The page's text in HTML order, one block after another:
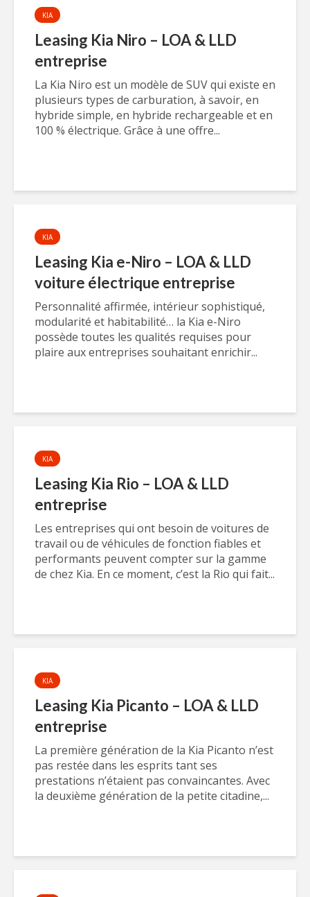
KIA
Leasing Kia Niro – LOA & LLD
entreprise
La Kia Niro est un modèle de SUV qui existe en
plusieurs types de carburation, à savoir, en
hybride simple, en hybride rechargeable et en
100 % électrique. Grâce à une offre...
KIA
Leasing Kia e-Niro – LOA & LLD
voiture électrique entreprise
Personnalité affirmée, intérieur sophistiqué,
modularité et habitabilité… la Kia e-Niro
possède toutes les qualités requises pour
plaire aux entreprises souhaitant enrichir...
KIA
Leasing Kia Rio – LOA & LLD
entreprise
Les entreprises qui ont besoin de voitures de
travail ou de véhicules de fonction fiables et
performants peuvent compter sur la gamme
de chez Kia. En ce moment, c’est la Rio qui fait...
KIA
Leasing Kia Picanto – LOA & LLD
entreprise
La première génération de la Kia Picanto n’est
pas restée dans les esprits tant ses
prestations n’étaient pas convaincantes. Avec
la deuxième génération de la petite citadine,...